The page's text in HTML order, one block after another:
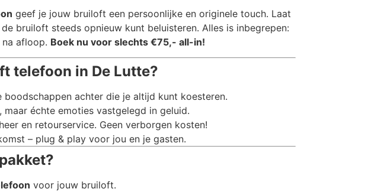
geef je jouw bruiloft een persoonlijke en originele touch. Laat
bruiloft steeds opnieuw kunt beluisteren. Alles is inbegrepen:
afloop. Boek nu voor slechts €75,- all-in!
telefoon in De Lutte?
achter die je altijd kunt koesteren.
maar échte emoties vastgelegd in geluid.
en retourservice. Geen verborgen kosten!
– plug & play voor jou en je gasten.
voor jouw bruiloft.